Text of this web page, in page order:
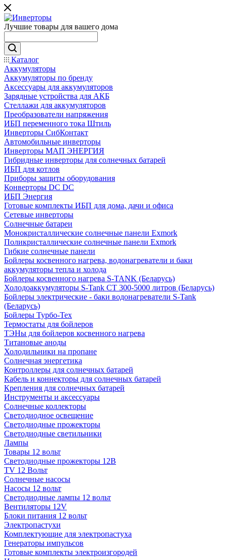
Лучшие товары для вашего дома
Каталог
Аккумуляторы
Аккумуляторы по бренду
Аксессуары для аккумуляторов
Зарядные устройства для АКБ
Стеллажи для аккумуляторов
Преобразователи напряжения
ИБП переменного тока Штиль
Инверторы СибКонтакт
Автомобильные инверторы
Инверторы МАП ЭНЕРГИЯ
Гибридные инверторы для солнечных батарей
ИБП для котлов
Приборы защиты оборудования
Конверторы DC DC
ИБП Энергия
Готовые комплекты ИБП для дома, дачи и офиса
Сетевые инверторы
Солнечные батареи
Монокристаллические солнечные панели Exmork
Поликристаллические солнечные панели Exmork
Гибкие солнечные панели
Бойлеры косвенного нагрева, водонагреватели и баки
аккумуляторы тепла и холода
Бойлеры косвенного нагрева S-TANK (Беларусь)
Холодоаккумуляторы S-Tank СТ 300-5000 литров (Беларусь)
Бойлеры электрические - баки водонагреватели S-Tank
(Беларусь)
Бойлеры Турбо-Тех
Термостаты для бойлеров
ТЭНы для бойлеров косвенного нагрева
Титановые аноды
Холодильники на пропане
Солнечная энергетика
Контроллеры для солнечных батарей
Кабель и коннекторы для солнечных батарей
Крепления для солнечных батарей
Инструменты и аксессуары
Солнечные коллекторы
Светодиодное освещение
Светодиодные прожекторы
Светодиодные светильники
Лампы
Товары 12 вольт
Светодиодные прожекторы 12В
TV 12 Вольт
Солнечные насосы
Насосы 12 вольт
Светодиодные лампы 12 вольт
Вентиляторы 12V
Блоки питания 12 вольт
Электропастухи
Комплектующие для электропастуха
Генераторы импульсов
Готовые комплекты электроизгородей